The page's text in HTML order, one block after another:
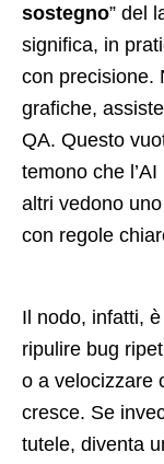
sostegno” del
significa, in
con precisione.
grafiche,
QA. Questo
temono che
altri vedono
con regole
Il nodo, infatti,
ripulire bug
o a velocizzare
cresce. Se
tutele, diventa